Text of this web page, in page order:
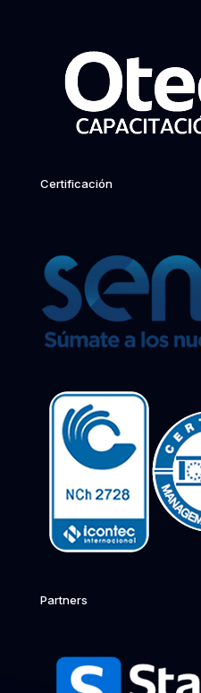
Certificación
Partners